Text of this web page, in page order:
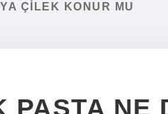
ÇILEK KONUR MU
PASTA NE